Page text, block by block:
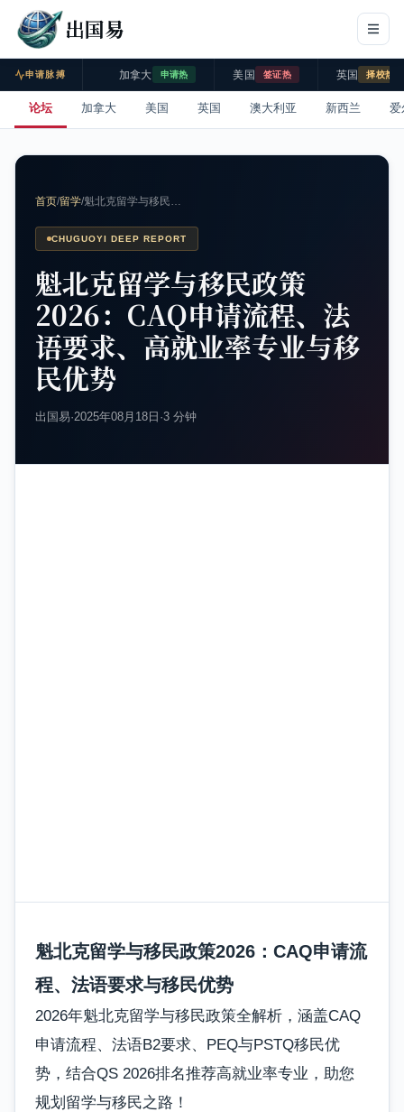
出国易
申请脉搏 加拿大 申请热 美国 签证热 英国 择校热
论坛 加拿大 美国 英国 澳大利亚 新西兰 爱
首页/留学/魁北克留学与移民…
CHUGUOYI DEEP REPORT
魁北克留学与移民政策
2026：CAQ申请流程、法
语要求、高就业率专业与移
民优势
出国易·2025年08月18日 ·3 分钟
魁北克留学与移民政策2026：CAQ申请流
程、法语要求与移民优势
2026年魁北克留学与移民政策全解析，涵盖CAQ
申请流程、法语B2要求、PEQ与PSTQ移民优
势，结合QS 2026排名推荐高就业率专业，助您
规划留学与移民之路！